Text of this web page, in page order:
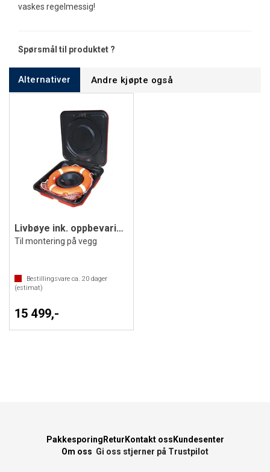
vaskes regelmessig!
Spørsmål til produktet ?
Alternativer Andre kjøpte også
Livbøye ink. oppbevaringskasse
Til montering på vegg
Bestillingsvare ca. 20 dager
(estimat)
15 499,-
PakkesporingReturKontakt ossKundesenter
Om oss Gi oss stjerner på Trustpilot